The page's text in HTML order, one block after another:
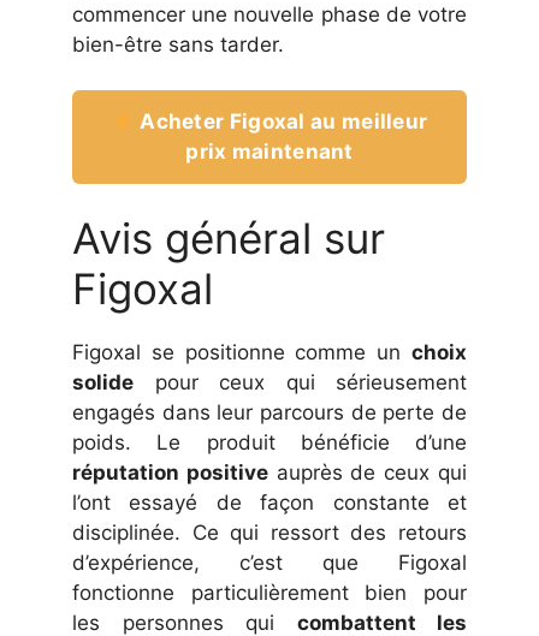
commencer une nouvelle phase de votre
bien-être sans tarder.
Acheter Figoxal au meilleur
prix maintenant
Avis général sur
Figoxal
Figoxal se positionne comme un choix
solide pour ceux qui sérieusement
engagés dans leur parcours de perte de
poids. Le produit bénéficie d’une
réputation positiveauprès de ceux qui
l’ont essayé de façon constante et
disciplinée. Ce qui ressort des retours
d’expérience, c’est que Figoxal
fonctionne particulièrement bien pour
les personnes qui combattent les